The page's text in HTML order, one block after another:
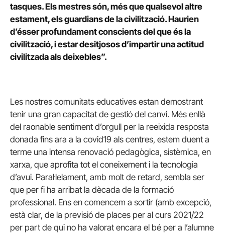
tasques. EIs mestres són, més que qualsevol altre
estament, els guardians de la civilització. Haurien
d’ésser profundament conscients del que és la
civilització, i estar desitjosos d’impartir una actitud
civilitzada als deixebles”.
Les nostres comunitats educatives estan demostrant
tenir una gran capacitat de gestió del canvi. Més enllà
del raonable sentiment d’orgull per la reeixida resposta
donada fins ara a la covid19 als centres, estem duent a
terme una intensa renovació pedagògica, sistèmica, en
xarxa, que aprofita tot el coneixement i la tecnologia
d’avui. Paral·lelament, amb molt de retard, sembla ser
que per fi ha arribat la dècada de la formació
professional. Ens en comencem a sortir (amb excepció,
està clar, de la previsió de places per al curs 2021/22
per part de qui no ha valorat encara el bé per a l’alumne